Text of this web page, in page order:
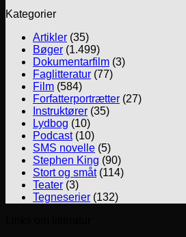
Kategorier
Artikler (35)
Bøger (1.499)
Dokumentarfilm (3)
Faglitteratur (77)
Film (584)
Forfatterportrætter (27)
Instruktører (35)
Lydbog (10)
Podcast(10)
SMS novelle (5)
Stephen King (90)
Stort og småt(114)
Teater (3)
Tegneserier (132)